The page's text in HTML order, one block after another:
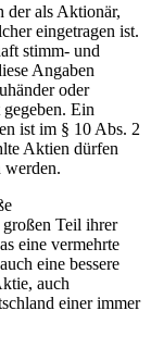
der als Aktionär,
eingetragen ist.
stimm- und
Angaben
oder
Ein
ist im § 10 Abs. 2
Aktien dürfen
werden.
großen Teil ihrer
eine vermehrte
eine bessere
auch
einer immer